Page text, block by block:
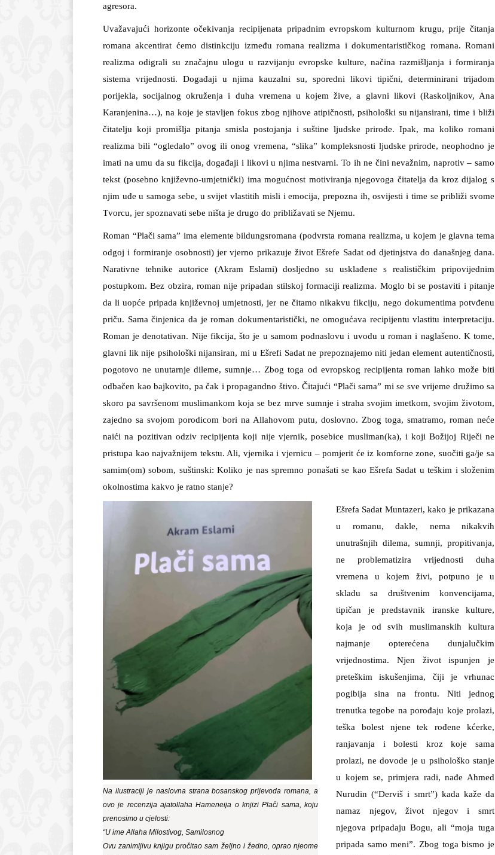
agresora.
Uvažavajući horizonte očekivanja recipijenata pripadnim evropskom kulturnom krugu, prije čitanja
romana akcentirat ćemo distinkciju između romana realizma i dokumentarističkog romana. Romani
realizma odigrali su značajnu ulogu u razvijanju evropske kulture, načina razmišljanja i formiranja
sistema vrijednosti. Događaji u njima kauzalni su, sporedni likovi tipični, determinirani trijadom
porijekla, socijalnog okruženja i duha vremena u kojem žive, a glavni likovi (Raskoljnikov, Ana
Karanjenina…), na koje je stavljen fokus zbog njihove atipičnosti, psihološki su nijansirani, time i bliži
čitatelju koji promišlja pitanja smisla postojanja i suštine ljudske prirode. Ipak, ma koliko romani
realizma bili “ogledalo” ovog ili onog vremena, “slika” kompleksnosti ljudske prirode, neophodno je
imati na umu da su fikcija, događaji i likovi u njima nestvarni. To ih ne čini nevažnim, naprotiv – samo
tekst (posebno književno-umjetnički) ima mogućnost motiviranja njegovoga čitatelja da kroz dijalog s
njim uđe u samoga sebe, u svijet vlastitih misli i emocija, prepozna ih, osvijesti i time se približi svome
Tvorcu, jer spoznavati sebe ništa je drugo do približavati se Njemu.
Roman “Plači sama” ima elemente bildungsromana (podvrsta romana realizma, u kojem je glavna tema
odgoj i formiranje osobnosti) jer vjerno prikazuje život Ešrefe Sadat od djetinjstva do današnjeg dana.
Narativne tehnike autorice (Akram Eslami) dosljedno su usklađene s realističkim pripovijednim
postupkom. Bez obzira, roman nije pripadan stilskoj formaciji realizma. Moglo bi se postaviti i pitanje
da li uopće pripada književnoj umjetnosti, jer ne čitamo nikakvu fikciju, nego dokumentima potvđenu
priču. Sama činjenica da je roman dokumentaristički, ne omogućava recipijentu vlastitu interpretaciju.
Roman je denotativan. Nije fikcija, što je u samom podnaslovu i uvodu u roman i naglašeno. K tome,
glavni lik nije psihološki nijansiran, mi u Ešrefi Sadat ne prepoznajemo niti jedan element autentičnosti,
pogotovo ne unutarnje dileme, sumnje… Zbog toga od evropskog recipijenta roman lahko može biti
odbačen kao bajkovito, pa čak i propagandno štivo. Čitajući “Plači sama” mi se sve vrijeme družimo sa
skoro pa savršenom muslimankom koja se bez mrve sumnje i straha svojim imetkom, svojim životom,
zajedno sa svojom porodicom bori na Allahovom putu, doslovno. Zbog toga, smatramo, roman neće
naići na pozitivan odziv recipijenta koji nije vjernik, posebice musliman(ka), i koji Božijoj Riječi ne
pristupa kao najvažnijem tekstu. Ali, vjernika i vjernicu – pomjerit će iz komforne zone, suočiti ga/je sa
samim(om) sobom, suštinski: Koliko je nas spremno ponašati se kao Ešrefa Sadat u teškim i složenim
okolnostima kakvo je ratno stanje?
Na ilustraciji je naslovna strana bosanskog prijevoda romana, a
ovo je recenzija ajatollaha Hameneija o knjizi Plači sama, koju
prenosimo u cjelosti:
“U ime Allaha Milostivog, Samilosnog
Ovu zanimljivu knjigu pročitao sam željno i žedno, oprao njeome
Ešrefa Sadat Muntazeri, kako je prikazana
u romanu, dakle, nema nikakvih
unutrašnjih dilema, sumnji, propitivanja,
ne problematizira vrijednosti duha
vremena u kojem živi, potpuno je u
skladu sa društvenim konvencijama,
tipičan je predstavnik iranske kulture,
koja je od svih muslimanskih kultura
najmanje opterećena dunjalučkim
vrijednostima. Njen život ispunjen je
preteškim iskušenjima, čiji je vrhunac
pogibija sina na frontu. Niti jednog
trenutka tegobe na porođaju koje prolazi,
teška bolest njene tek rođene kćerke,
ranjavanja i bolesti kroz koje sama
prolazi, ne dovode je u psihološko stanje
u kojem se, primjera radi, nađe Ahmed
Nurudin (“Derviš i smrt”) kada kaže da
namaz njegov, život njegov i smrt
njegova pripadaju Bogu, ali “moja tuga
pripada samo meni”. Zbog toga bismo je